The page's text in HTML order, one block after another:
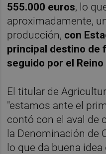
555.000 euros, lo
aproximadamente,
producción, con
principal destino de
seguido por el
El titular de
"estamos ante el
contó con el aval de
la Denominación de
lo que da buena